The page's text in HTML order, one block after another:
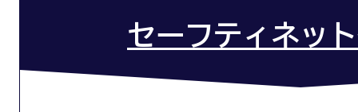
セーフティネッ